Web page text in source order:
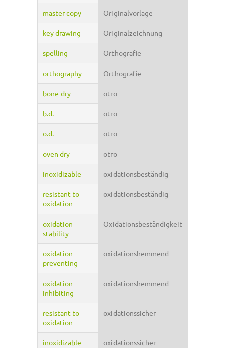
master copy Originalvorlage
key drawing Originalzeichnung
spelling Orthografie
orthography Orthografie
bone-dry otro
b.d. otro
o.d. otro
oven dry otro
inoxidizable oxidationsbeständig
resistant to
oxidation
oxidationsbeständig
oxidation
stability
Oxidationsbeständigkeit
oxidation-
preventing
oxidationshemmend
oxidation-
inhibiting
oxidationshemmend
resistant to
oxidation
oxidationssicher
inoxidizable oxidationssicher